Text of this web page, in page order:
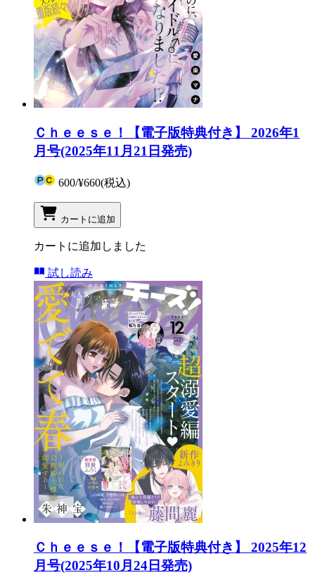
Ｃｈｅｅｓｅ！【電子版特典付き】 2026年1
月号(2025年11月21日発売)
600/¥660(税込)
カートに追加
カートに追加しました
試し読み
Ｃｈｅｅｓｅ！【電子版特典付き】 2025年12
月号(2025年10月24日発売)